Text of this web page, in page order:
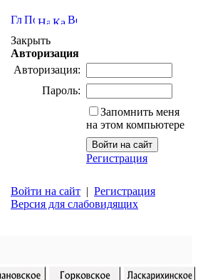
Закрыть
Авторизация
Авторизация:
Пароль:
Запомнить меня
на этом компьютере
Регистрация
Войти на сайт | Регистрация
Версия для слабовидящих